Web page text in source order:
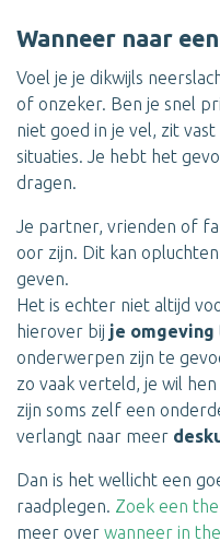
Wanneer naar
Voel je je dikwijls
of onzeker. Ben je snel
niet goed in je vel, zit
situaties. Je hebt het
dragen.
Je partner, vrienden of
oor zijn. Dit kan
geven.
Het is echter niet altijd
hierover bij je omgeving
onderwerpen zijn te
zo vaak verteld, je wil
zijn soms zelf een
verlangt naar meer
Dan is het wellicht een
raadplegen. Zoek een
meer over wanneer in